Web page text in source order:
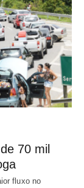
70 mil
fluxo no